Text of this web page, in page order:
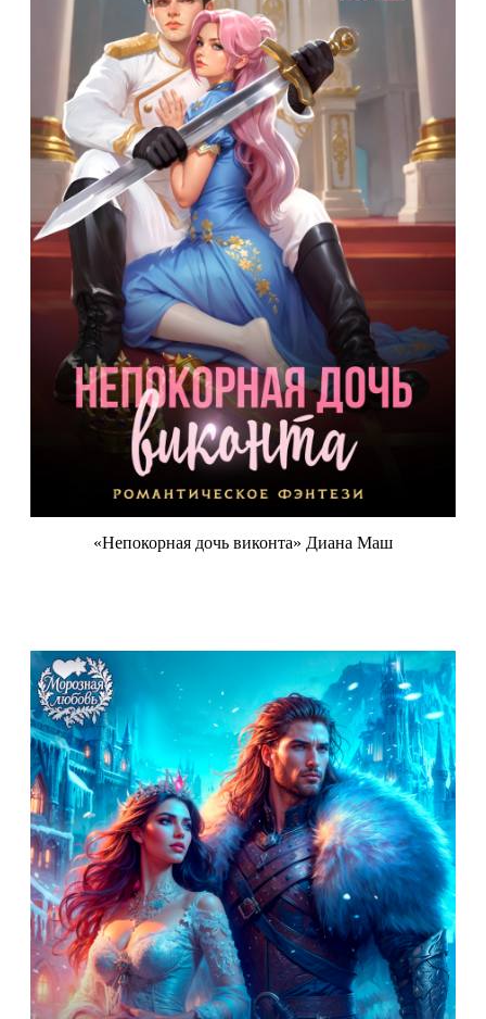
«Непокорная дочь виконта» Диана Маш